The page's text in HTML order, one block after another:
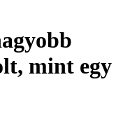
mint egy